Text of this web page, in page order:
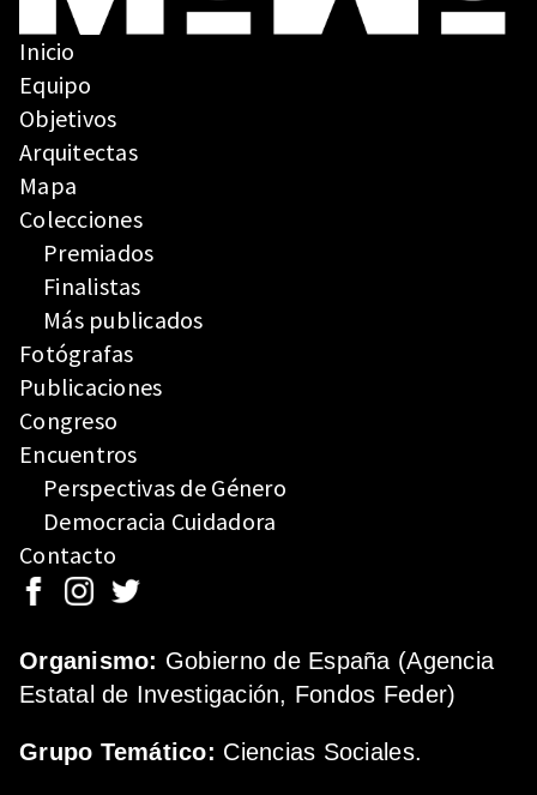
Inicio
Equipo
Objetivos
Arquitectas
Mapa
Colecciones
Premiados
Finalistas
Más publicados
Fotógrafas
Publicaciones
Congreso
Encuentros
Perspectivas de Género
Democracia Cuidadora
Contacto
Organismo: Gobierno de España (Agencia
Estatal de Investigación, Fondos Feder)
Grupo Temático: Ciencias Sociales.